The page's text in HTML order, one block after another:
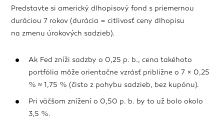
Predstavte si americký dlhopisový fond s priemernou
duráciou 7 rokov (durácia = citlivosť ceny dlhopisu
na zmenu úrokových sadzieb).
Ak Fed zníži sadzby o 0,25 p. b., cena takéhoto
portfólia môže orientačne vzrásť približne o 7 × 0,25
% ≈ 1,75 % (čisto z pohybu sadzieb, bez kupónu).
Pri väčšom znížení o 0,50 p. b. by to už bolo okolo
3,5 %.